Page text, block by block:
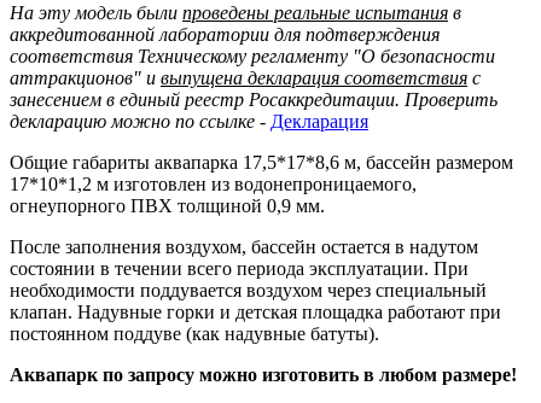
На эту модель были проведены реальные испытания в
аккредитованной лаборатории для подтверждения
соответствия Техническому регламенту "О безопасности
аттракционов" и выпущена декларация соответствия с
занесением в единый реестр Росаккредитации. Проверить
декларацию можно по ссылке - Декларация
Общие габариты аквапарка 17,5*17*8,6 м, бассейн размером
17*10*1,2 м изготовлен из водонепроницаемого,
огнеупорного ПВХ толщиной 0,9 мм.
После заполнения воздухом, бассейн остается в надутом
состоянии в течении всего периода эксплуатации. При
необходимости поддувается воздухом через специальный
клапан. Надувные горки и детская площадка работают при
постоянном поддуве (как надувные батуты).
Аквапарк по запросу можно изготовить в любом размере!